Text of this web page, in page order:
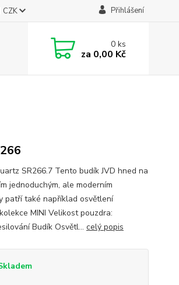
CZK Přihlášení
0ks
za 0,00 Kč
SR266.7 Tento budík JVD hned na
jednoduchým, ale moderním
patří také například osvětlení
MINI Velikost pouzdra:
Budík Osvětl... celý popis